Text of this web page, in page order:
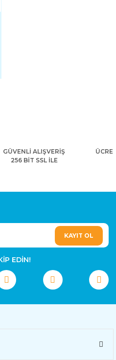
GÜVENLİ ALIŞVERİŞ
256 BİT SSL İLE
KAYIT OL
EDİN!